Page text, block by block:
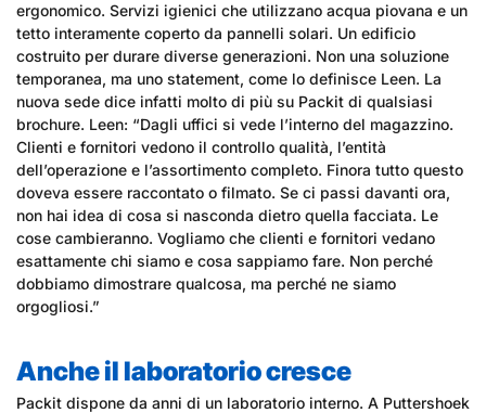
ergonomico. Servizi igienici che utilizzano acqua piovana e un
tetto interamente coperto da pannelli solari. Un edificio
costruito per durare diverse generazioni. Non una soluzione
temporanea, ma uno statement, come lo definisce Leen. La
nuova sede dice infatti molto di più su Packit di qualsiasi
brochure. Leen: “Dagli uffici si vede l’interno del magazzino.
Clienti e fornitori vedono il controllo qualità, l’entità
dell’operazione e l’assortimento completo. Finora tutto questo
doveva essere raccontato o filmato. Se ci passi davanti ora,
non hai idea di cosa si nasconda dietro quella facciata. Le
cose cambieranno. Vogliamo che clienti e fornitori vedano
esattamente chi siamo e cosa sappiamo fare. Non perché
dobbiamo dimostrare qualcosa, ma perché ne siamo
orgogliosi.”
Anche il laboratorio cresce
Packit dispone da anni di un laboratorio interno. A Puttershoek